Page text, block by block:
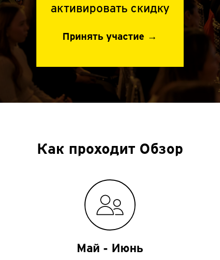
Принять участие →
активировать скидку
Как проходит Обзор
Май - Июнь